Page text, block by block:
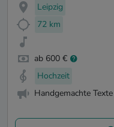
Leipzig
72 km
ab 600 €
Hochzeit
Handgemachte